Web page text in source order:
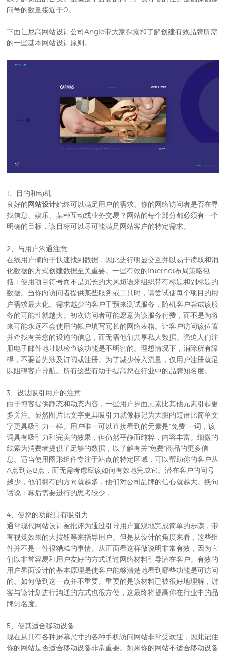
问号的数量接近于0。
下面让尼高网站设计公司Angle带大家探索和了解创建有效品牌所需
的一些基本网站设计原则。
1、目的和动机
良好的网站设计始终可以满足用户的需求。你的网络访问者是否在寻
找信息、娱乐、某种互动或业务交易？网站的每个部分都必须有一个
明确的目标，该目标可以尽可能满足网站客户的特定需求。
2、与用户沟通注意
在线用户倾向于快速找到数据，因此进行明显交互并以易于读取和消
化数据的方式创建数据至关重要。一些有效的Internet布局策略包
括：使用项目符号而不是冗长的大风短语来组织带有标题和副标题的
数据。当你向访问者提供某些服务或工具时，请尝试使每个项目的用
户需求最大化。需求越少的客户干预来测试服务，随机客户尝试该服
务的可能性就越大。初次访问者可能愿意为该服务付费，而不是为将
来可能永远不会使用的帐户填写冗长的网络表格。让客户访问该位置
并查找有关您的设施的信息，而无需他们共享私人数据。强迫人们注
册电子邮件地址以检查该功能是不明智的。理想情况下，消除所有障
碍，不要首先涉及订阅或注册。为了减少传入流量，仅用户注册就足
以阻碍客户导航。所有这些有助于提高您在行业中的品牌知名度。
3、设法吸引用户的注意
由于博客提供静态和动态内容，一些用户界面元素比其他元素引起更
多关注。显然图片比文字更具吸引力就像标记为大胆的短语比简单文
字更具吸引力一样。用户唯一可以直接看到的元素是“免费”一词，该
词具有吸引力和完美的效果，但仍然平静而纯粹，内容丰富。细微的
线索为消费者提供了足够的数据，以了解有关“免费”商品的更多信
息。适当使用图形组件专注于站点的特定区域，可以帮助你的客户从
A点到达B点，而无需考虑应该如何有效地完成它。潜在客户的问号
越少，他们拥有的方向就越多，他们对公司品牌的信心就越大。换句
话说：幕后需要进行的思考较少，
4、使您的功能具有吸引力
通常现代网站设计被批评为通过引导用户直观地完成简单的步骤，带
有视觉效果的大按钮等来指导用户。但是从设计的角度来看，这些组
件并不是一件很糟糕的事情。从正面看这样做说明非常有效，因为它
们以非常容易和用户友好的方式通过网络材料引导潜在客户。有效的
用户界面设计的基本原理是使客户能够清楚地看到哪些功能是可访问
的。如何做到这一点并不重要。重要的是该材料已被很好地理解，游
客与该计划进行沟通的方式也很方便，这最终将提高你在行业中的品
牌知名度。
5、使其适合移动设备
现在从具有各种屏幕尺寸的各种手机访问网站非常受欢迎，因此记住
你的网站是否适合移动设备非常重要。如果你的网站不适合移动设备